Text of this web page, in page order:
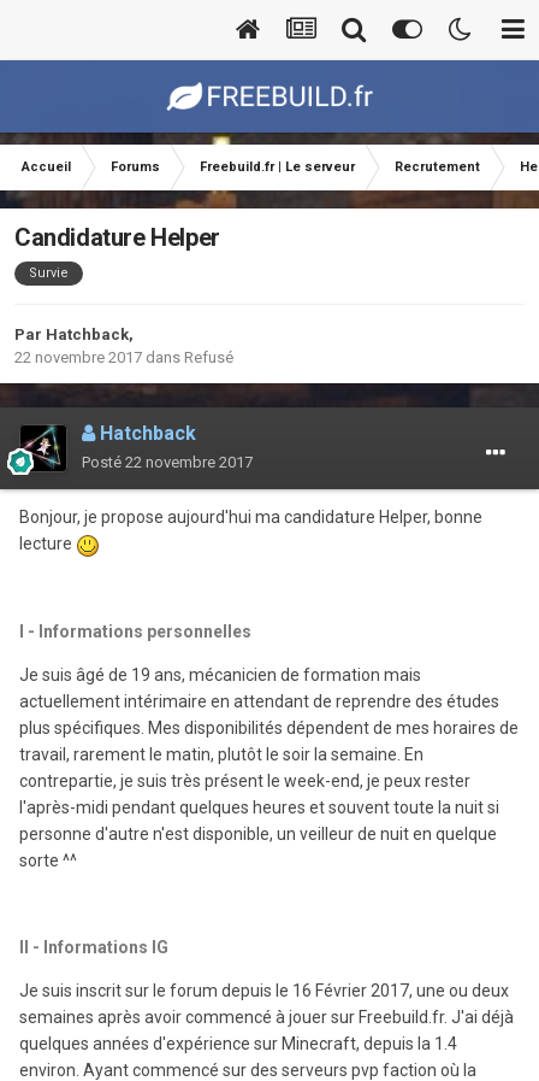
Accueil Forums Freebuild.fr | Le serveur Recrutement
Candidature Helper
Survie
Par Hatchback,
22 novembre 2017 dans Refusé
Hatchback
Posté 22 novembre 2017
Bonjour, je propose aujourd'hui ma candidature Helper, bonne
lecture
I - Informations personnelles
Je suis âgé de 19 ans, mécanicien de formation mais
actuellement intérimaire en attendant de reprendre des études
plus spécifiques. Mes disponibilités dépendent de mes horaires de
travail, rarement le matin, plutôt le soir la semaine. En
contrepartie, je suis très présent le week-end, je peux rester
l'après-midi pendant quelques heures et souvent toute la nuit si
personne d'autre n'est disponible, un veilleur de nuit en quelque
sorte ^^
II - Informations IG
Je suis inscrit sur le forum depuis le 16 Février 2017, une ou deux
semaines après avoir commencé à jouer sur Freebuild.fr. J'ai déjà
quelques années d'expérience sur Minecraft, depuis la 1.4
environ. Ayant commencé sur des serveurs pvp faction où la